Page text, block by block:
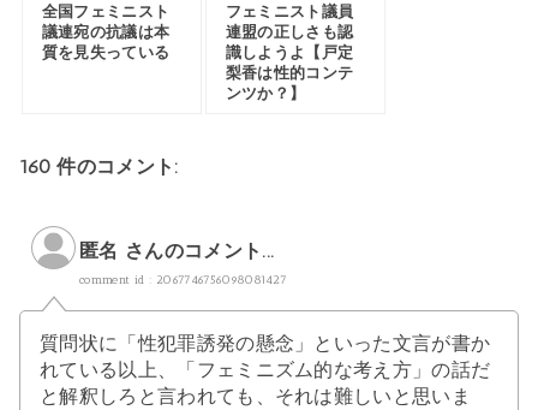
全国フェミニスト
議連宛の抗議は本
質を見失っている
フェミニスト議員
連盟の正しさも認
識しようよ【戸定
梨香は性的コンテ
ンツか？】
160 件のコメント:
匿名 さんのコメント...
comment id : 2067746756098081427
質問状に「性犯罪誘発の懸念」といった文言が書か
れている以上、「フェミニズム的な考え方」の話だ
と解釈しろと言われても、それは難しいと思いま